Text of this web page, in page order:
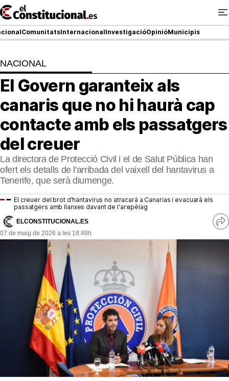
Ir
al
contenido
ComunitatsInternacionalInvestigacióOpinióMunicipis
NACIONAL
COMUNITATS
ElConstitucional TV
MésQueTele
ElConstitucional +
MésQueEstil
MésQuePartits
MésQueSuccessos
MésQueMercats
JudiciExprés
INVESTIGACIÓ
INTERNACIONAL
MUNICIPIS
NACIONAL
El Govern garanteix als
canaris que no hi haurà cap
contacte amb els passatgers
del creuer
La directora de Protecció Civil i el de Salut Pública han
ofert els detalls de l'arribada del vaixell del hantavirus a
Tenerife, que serà diumenge.
El creuer del brot d'hantavirus no atracarà a Canarias i evacuarà els
passatgers amb llanxes davant de l'arxipèlag
ELCONSTITUCIONAL.ES
07 de maig de 2026 a les 18:48h